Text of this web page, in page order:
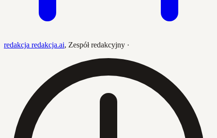
redakcja redakcja.ai, Zespół redakcyjny ·